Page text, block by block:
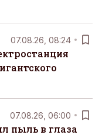
07.08.26, 08:24
07.08.26, 06:00
пыль в глаза